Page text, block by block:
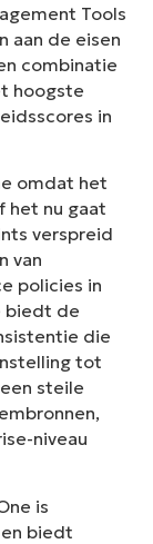
Tools
aan de eisen
combinatie
hoogste
in
omdat het
het nu gaat
verspreid
van
policies in
biedt de
die
tot
steile
niveau
is
biedt